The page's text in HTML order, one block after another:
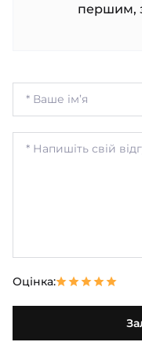
першим,
Оцінка: